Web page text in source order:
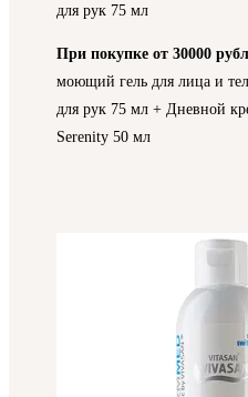
для рук 75 мл
При покупке от 30000
моющий гель для лица и
для рук 75 мл + Дневной
Serenity 50 мл